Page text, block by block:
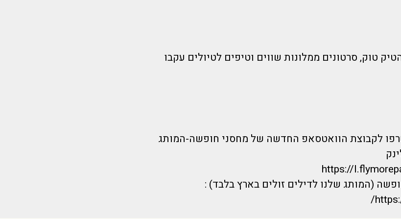
טוק, סרטונים ממלונות שווים וטיפים לטיולים עקבו
לקבוצת הוואטסאפ החדשה של מחסני חופשה-המותג
https://
(המותג שלנו לדילים זולים בארץ בלבד) :